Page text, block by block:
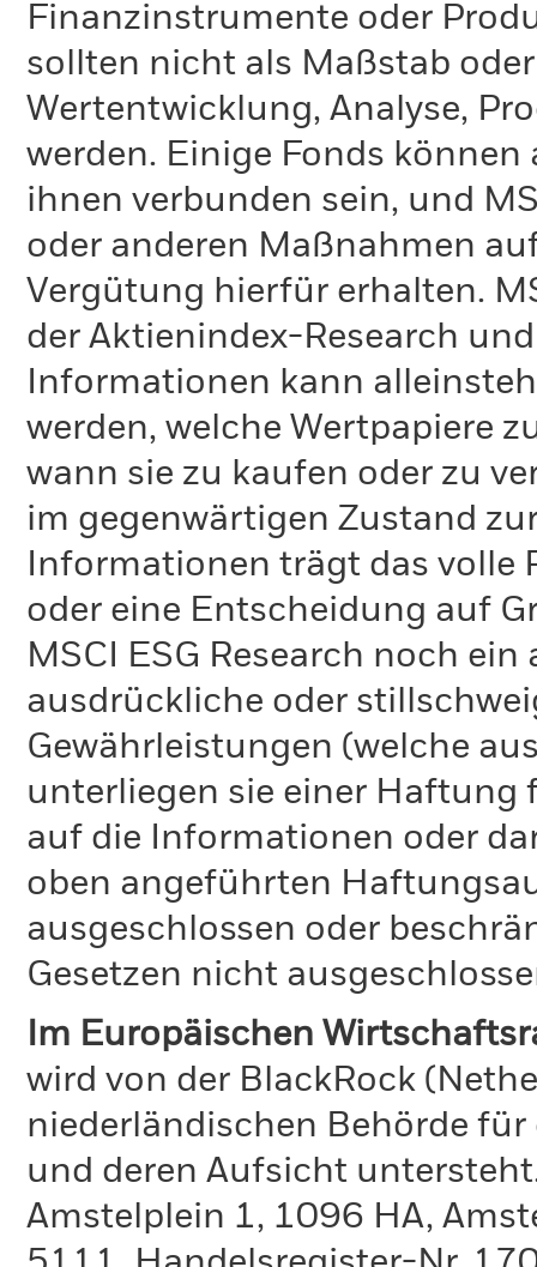
Finanzinstrumente oder
sollten nicht als Maßstab
Wertentwicklung, Analyse,
werden. Einige Fonds
ihnen verbunden sein, und
oder anderen Maßnahmen
Vergütung hierfür erhalten.
der Aktienindex-Research
Informationen kann
werden, welche Wertpapiere
wann sie zu kaufen oder zu
im gegenwärtigen Zustand
Informationen trägt das volle
oder eine Entscheidung auf
MSCI ESG Research noch
ausdrückliche oder
Gewährleistungen (welche
unterliegen sie einer Haftung
auf die Informationen oder
oben angeführten
ausgeschlossen oder
Gesetzen nicht
Im Europäischen
wird von der BlackRock
niederländischen Behörde
und deren Aufsicht
Amstelplein 1, 1096 HA,